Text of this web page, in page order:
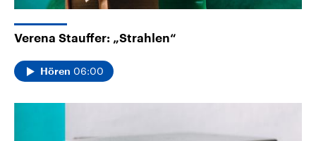
Verena Stauffer: „Strahlen“
Hören 06:00